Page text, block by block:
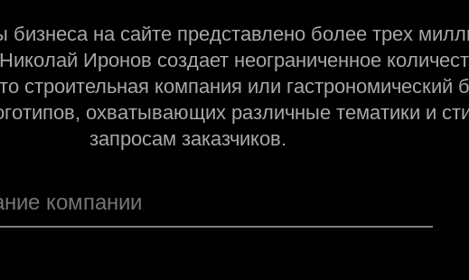
на сайте представлено более трех
Иронов создает неограниченное
строительная компания или гастрономический
охватывающих различные тематики и
запросам заказчиков.